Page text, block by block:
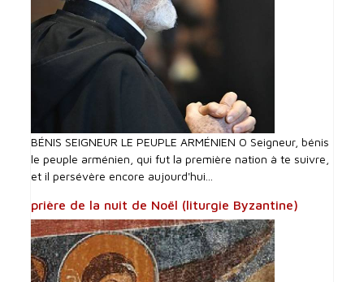
BÉNIS SEIGNEUR LE PEUPLE ARMÉNIEN O Seigneur, bénis
le peuple arménien, qui fut la première nation à te suivre,
et il persévère encore aujourd'hui...
prière de la nuit de Noël (liturgie Byzantine)